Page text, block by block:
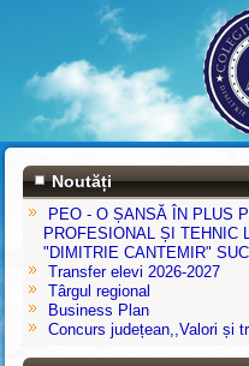
Noutăți
PEO - O ȘANSĂ ÎN PLUS
PROFESIONAL ȘI TEHNIC
"DIMITRIE CANTEMIR"
Transfer elevi 2026-2027
Târgul regional
Business Plan
Concurs județean,,Valori și